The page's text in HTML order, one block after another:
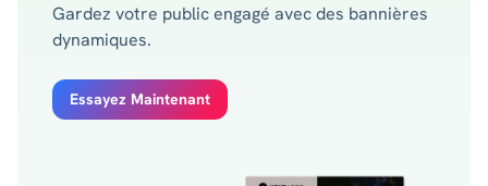
Gardez votre public engagé avec des bannières
dynamiques.
Essayez Maintenant